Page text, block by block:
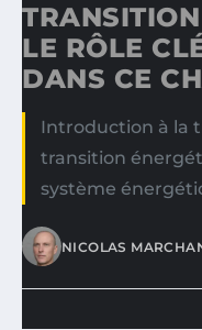
LE RÔLE
DANS CE
Introduction à la
transition
système
NICOLAS